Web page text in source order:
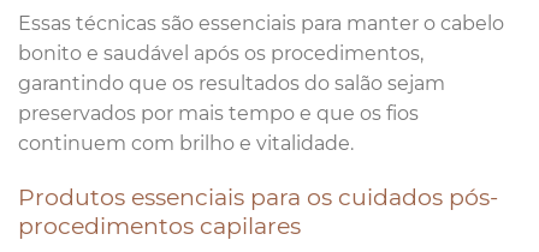
Essas técnicas são essenciais para manter o cabelo
bonito e saudável após os procedimentos,
garantindo que os resultados do salão sejam
preservados por mais tempo e que os fios
continuem com brilho e vitalidade.
Produtos essenciais para os cuidados pós-
procedimentos capilares